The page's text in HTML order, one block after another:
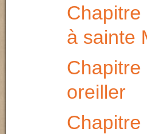
Chapitre
à sainte
Chapitre
oreiller